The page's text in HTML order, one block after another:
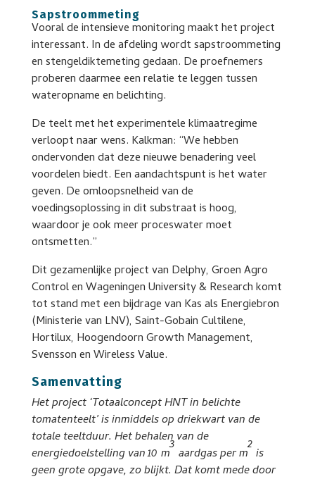
Sapstroommeting
Vooral de intensieve monitoring maakt het project
interessant. In de afdeling wordt sapstroommeting
en stengeldiktemeting gedaan. De proefnemers
proberen daarmee een relatie te leggen tussen
wateropname en belichting.
De teelt met het experimentele klimaatregime
verloopt naar wens. Kalkman: “We hebben
ondervonden dat deze nieuwe benadering veel
voordelen biedt. Een aandachtspunt is het water
geven. De omloopsnelheid van de
voedingsoplossing in dit substraat is hoog,
waardoor je ook meer proceswater moet
ontsmetten.”
Dit gezamenlijke project van Delphy, Groen Agro
Control en Wageningen University & Research komt
tot stand met een bijdrage van Kas als Energiebron
(Ministerie van LNV), Saint-Gobain Cultilene,
Hortilux, Hoogendoorn Growth Management,
Svensson en Wireless Value.
Samenvatting
Het project ‘Totaalconcept HNT in belichte
tomatenteelt’ is inmiddels op driekwart van de
totale teeltduur. Het behalen van de
energiedoelstelling van 10 m3 aardgas per m2is
geen grote opgave, zo blijkt. Dat komt mede door